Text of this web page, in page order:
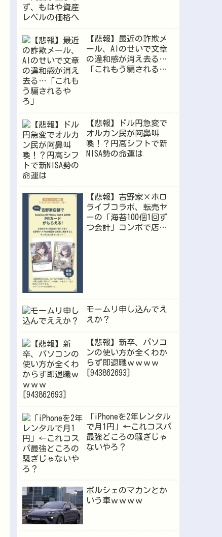
【悲報】最近の詐欺メ
ール、AIのせいで文章
の違和感が消え去る…
「これもう騙されるや
【悲報】ドル円急変で
オルカン民が阿鼻叫
喚！？円高シフトで新
NISA勢の命運は
【悲報】吉野家×ホロ
ライブコラボ、転売ヤ
ーの「海苔100個1回ず
つ会計」コンボで店員
モームリ申し込んでえ
えか？
【悲報】新卒、パソコ
ンの使い方が全くわか
らず即退職ｗｗｗｗ
[943862693]
「iPhoneを2年レンタル
で月1円」←これコスパ
最強どころの騒ぎじゃ
ないやろ？
ポルシェのマカンとか
いう車ｗｗｗｗ